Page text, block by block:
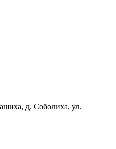
д. Соболиха, ул.